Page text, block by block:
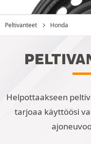
Peltivanteet Honda
Helpottaakseen
tarjoaa käyttöösi